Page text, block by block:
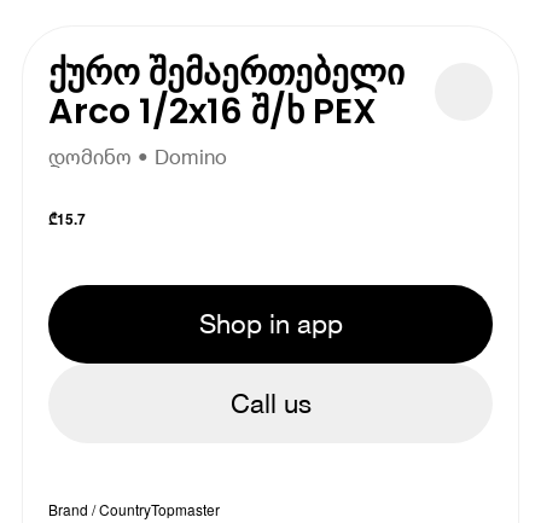
ქურო შემაერთებელი
Arco 1/2x16 შ/ხ PEX
დომინო • Domino
₾15.7
Shop in app
Call us
Brand / CountryTopmaster